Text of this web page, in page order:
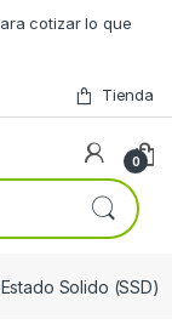
cotizar lo que
Tienda
0
Solido (SSD)